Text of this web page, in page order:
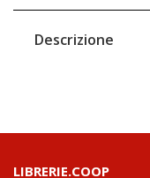
Descrizione
LIBRERIE.COOP